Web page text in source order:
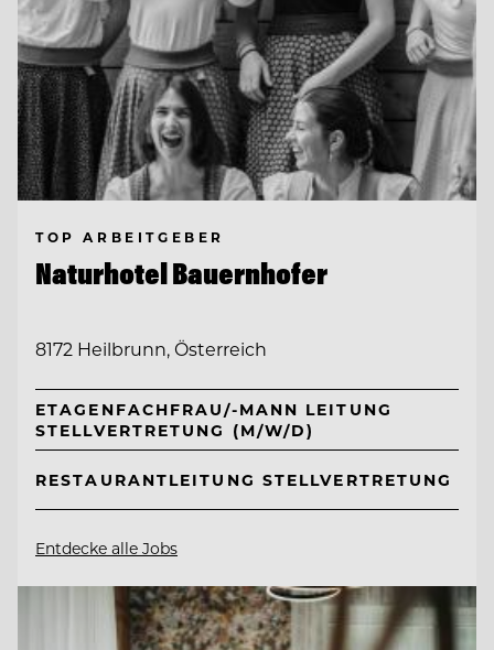
TOP ARBEITGEBER
Naturhotel Bauernhofer
8172 Heilbrunn, Österreich
ETAGENFACHFRAU/-MANN LEITUNG
STELLVERTRETUNG (M/W/D)
RESTAURANTLEITUNG STELLVERTRETUNG
Entdecke alle Jobs